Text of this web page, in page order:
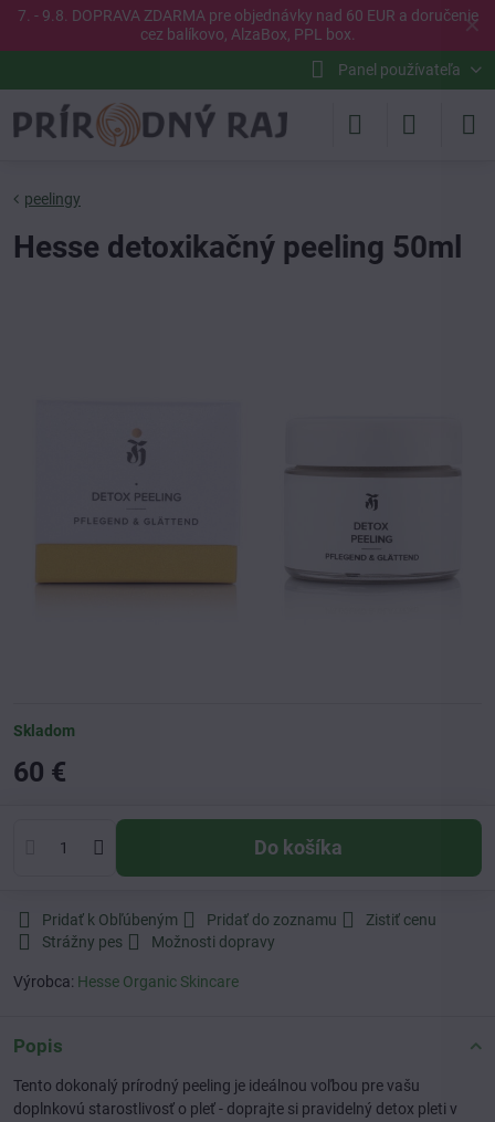
✕
7. - 9.8. DOPRAVA ZDARMA pre objednávky nad 60 EUR a doručenie
cez balíkovo, AlzaBox, PPL box.
Panel používateľa
peelingy
Hesse detoxikačný peeling 50ml
Skladom
60 €
Do košíka
Pridať k Obľúbeným Pridať do zoznamu
Zistiť cenu
Strážny pes
Možnosti dopravy
Výrobca: Hesse Organic Skincare
Popis
Tento dokonalý prírodný peeling je ideálnou voľbou pre vašu
doplnkovú starostlivosť o pleť - doprajte si pravidelný detox pleti v